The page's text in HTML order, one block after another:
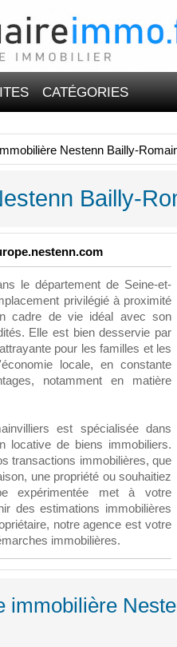
CATÉGORIES
Nestenn Bailly-
Bailly-
le département de Seine-et-
privilégié à proximité
cadre de vie idéal avec son
Elle est bien desservie par
pour les familles et les
locale, en constante
notamment en matière
est spécialisée dans
locative de biens immobiliers.
transactions immobilières, que
une propriété ou souhaitiez
expérimentée met à votre
des estimations immobilières
notre agence est votre
immobilières.
immobilière